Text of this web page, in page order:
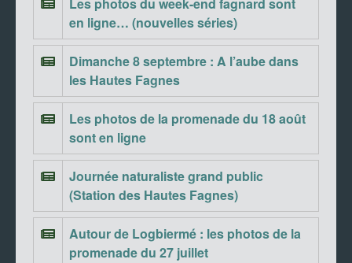
Les photos du week-end fagnard sont
en ligne… (nouvelles séries)
Dimanche 8 septembre : A l’aube dans
les Hautes Fagnes
Les photos de la promenade du 18 août
sont en ligne
Journée naturaliste grand public
(Station des Hautes Fagnes)
Autour de Logbiermé : les photos de la
promenade du 27 juillet